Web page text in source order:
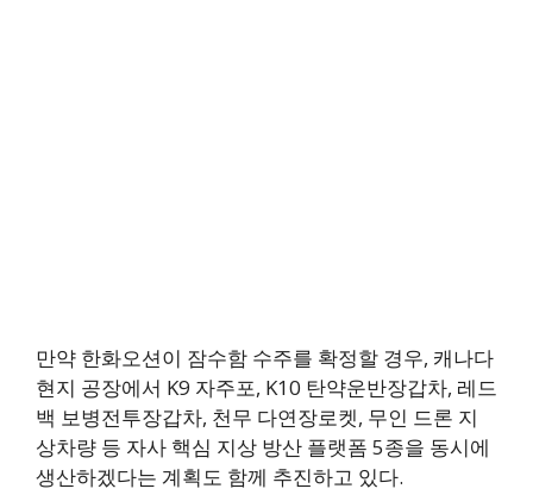
만약 한화오션이 잠수함 수주를 확정할 경우, 캐나다
현지 공장에서 K9 자주포, K10 탄약운반장갑차, 레드
백 보병전투장갑차, 천무 다연장로켓, 무인 드론 지
상차량 등 자사 핵심 지상 방산 플랫폼 5종을 동시에
생산하겠다는 계획도 함께 추진하고 있다.